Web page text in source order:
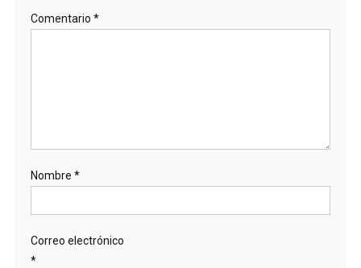
Comentario *
Nombre *
Correo electrónico
*